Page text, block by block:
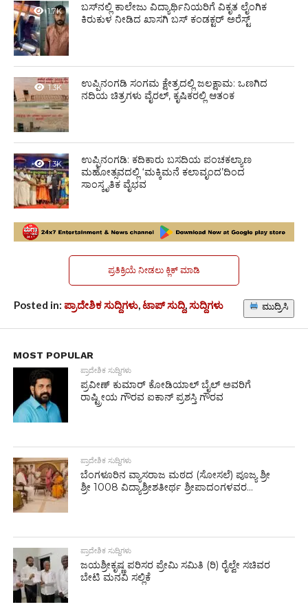
1.7K
ಬಸ್‌ನಲ್ಲಿ ಕಾಲೇಜು ವಿದ್ಯಾರ್ಥಿನಿಯರಿಗೆ ವಿಕೃತ ಲೈಂಗಿಕ
ಕಿರುಕುಳ ನೀಡಿದ ಖಾಸಗಿ ಬಸ್ ಕಂಡಕ್ಟರ್ ಅರೆಸ್ಟ್
1.3K
ಉಪ್ಪಿನಂಗಡಿ ಸಂಗಮ ಕ್ಷೇತ್ರದಲ್ಲಿ ಜಲಕ್ಷಾಮ: ಒಣಗಿದ
ನದಿಯ ಚಿತ್ರಗಳು ವೈರಲ್, ಕೃಷಿಕರಲ್ಲಿ ಆತಂಕ
1.3K
ಉಪ್ಪಿನಂಗಡಿ: ಕದಿಕಾರು ಬಸದಿಯ ಪಂಚಕಲ್ಯಾಣ
ಮಹೋತ್ಸವದಲ್ಲಿ ‘ಮಕ್ಕಿಮನೆ ಕಲಾವೃಂದ’ದಿಂದ
ಸಾಂಸ್ಕೃತಿಕ ವೈಭವ
ಪ್ರತಿಕ್ರಿಯೆ ನೀಡಲು ಕ್ಲಿಕ್ ಮಾಡಿ
Posted in: ಪ್ರಾದೇಶಿಕ ಸುದ್ದಿಗಳು,ಟಾಪ್ ಸುದ್ದಿ,ಸುದ್ದಿಗಳು ಮುದ್ರಿಸಿ
MOST POPULAR
ಪ್ರಾದೇಶಿಕ ಸುದ್ದಿಗಳು
ಪ್ರವೀಣ್ ಕುಮಾರ್ ಕೋಡಿಯಾಲ್ ಬೈಲ್ ಅವರಿಗೆ
ರಾಷ್ಟ್ರೀಯ ಗೌರವ ಐಕಾನ್ ಪ್ರಶಸ್ತಿ ಗೌರವ
ಪ್ರಾದೇಶಿಕ ಸುದ್ದಿಗಳು
ಬೆಂಗಳೂರಿನ ವ್ಯಾಸರಾಜ ಮಠದ (ಸೋಸಲೆ) ಪೂಜ್ಯ ಶ್ರೀ
ಶ್ರೀ 1008 ವಿದ್ಯಾಶ್ರೀಶತೀರ್ಥ ಶ್ರೀಪಾದಂಗಳವರ...
ಪ್ರಾದೇಶಿಕ ಸುದ್ದಿಗಳು
ಜಯಶ್ರೀಕೃಷ್ಣ ಪರಿಸರ ಪ್ರೇಮಿ ಸಮಿತಿ (ರಿ) ರೈಲ್ವೇ ಸಚಿವರ
ಬೇಟಿ ಮನವಿ ಸಲ್ಲಿಕೆ